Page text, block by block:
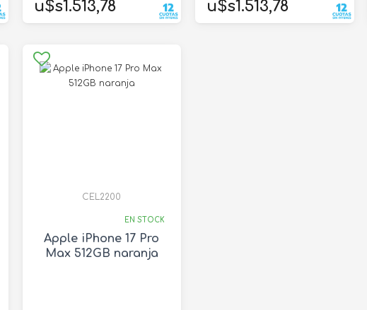
u$s1.513,78 u$s1.513,78
CEL2200
EN STOCK
Apple iPhone 17 Pro
Max 512GB naranja